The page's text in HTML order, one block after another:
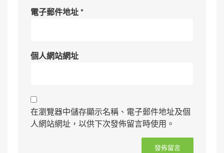
電子郵件地址*
個人網站網址
在瀏覽器中儲存顯示名稱、電子郵件地址及個
人網站網址，以供下次發佈留言時使用。